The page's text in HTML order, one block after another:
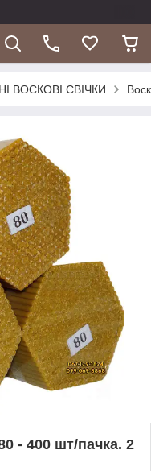
ВОСКОВІ СВІЧКИ
- 400 шт/пачка. 2